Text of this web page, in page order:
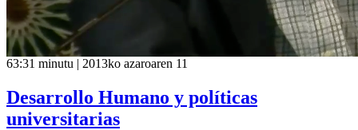
63:31 minutu | 2013ko azaroaren 11
Desarrollo Humano y políticas
universitarias